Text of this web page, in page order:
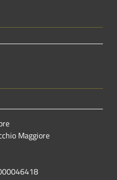
Maggiore